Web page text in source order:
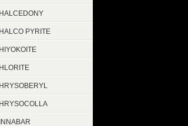
PYRITE